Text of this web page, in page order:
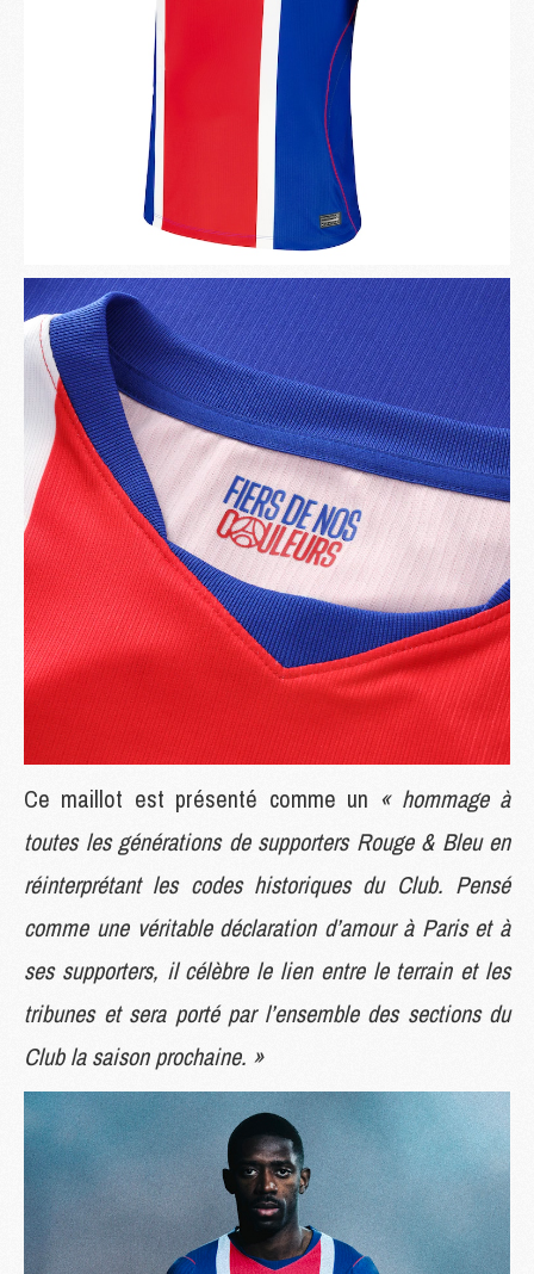
Ce maillot est présenté comme un « hommage à
toutes les générations de supporters Rouge & Bleu en
réinterprétant les codes historiques du Club. Pensé
comme une véritable déclaration d’amour à Paris et à
ses supporters, il célèbre le lien entre le terrain et les
tribunes et sera porté par l’ensemble des sections du
Club la saison prochaine. »